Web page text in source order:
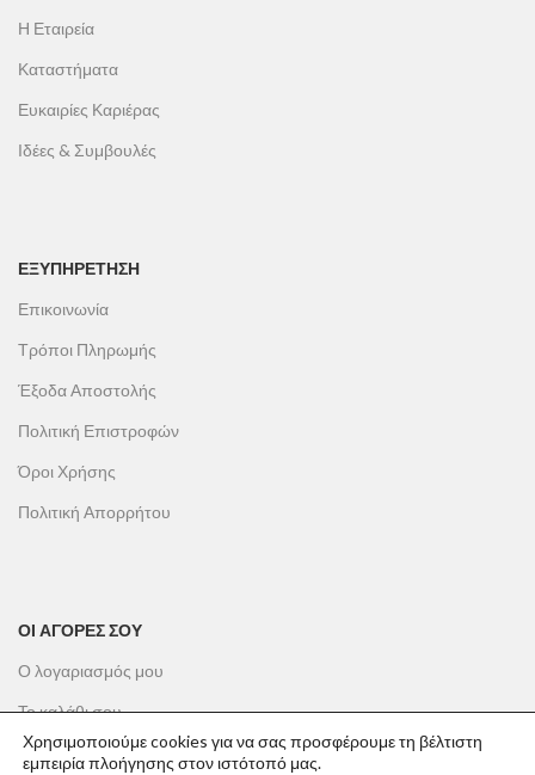
Η Εταιρεία
Καταστήματα
Ευκαιρίες Καριέρας
Ιδέες & Συμβουλές
ΕΞΥΠΗΡΕΤΗΣΗ
Επικοινωνία
Τρόποι Πληρωμής
Έξοδα Αποστολής
Πολιτική Επιστροφών
Όροι Χρήσης
Πολιτική Απορρήτου
ΟΙ ΑΓΟΡΕΣ ΣΟΥ
Ο λογαριασμός μου
Το καλάθι σου
Οι παραγγελίες σου
Χρησιμοποιούμε cookies για να σας προσφέρουμε τη βέλτιστη
εμπειρία πλοήγησης στον ιστότοπό μας.